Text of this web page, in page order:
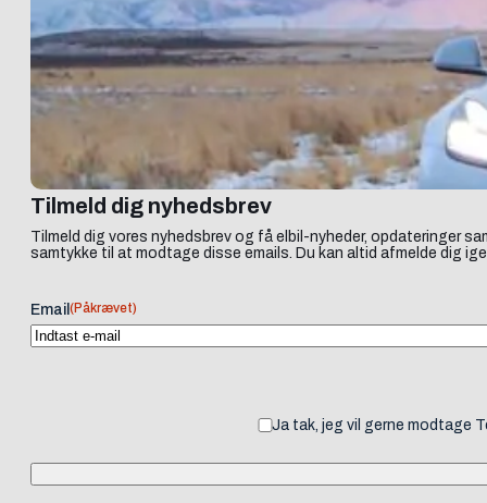
Tilmeld dig nyhedsbrev
Tilmeld dig vores nyhedsbrev og få elbil-nyheder, opdateringer
samtykke til at modtage disse emails. Du kan altid afmelde dig
Email (Påkrævet)
Ja tak, jeg vil gerne modtage